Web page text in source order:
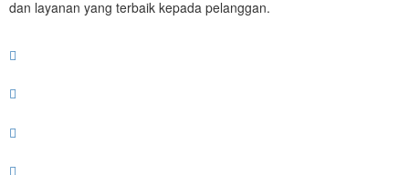
dan layanan yang terbaik kepada pelanggan.